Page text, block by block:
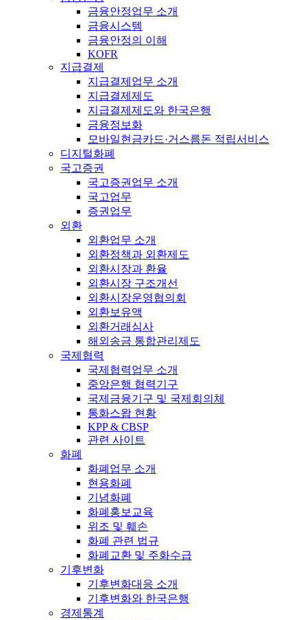
금융안정업무 소개
금융시스템
금융안정의 이해
KOFR
지급결제
지급결제업무 소개
지급결제제도
지급결제제도와 한국은행
금융정보화
모바일현금카드·거스름돈 적립서비스
디지털화폐
국고증권
국고증권업무 소개
국고업무
증권업무
외환
외환업무 소개
외환정책과 외환제도
외환시장과 환율
외환시장 구조개선
외환시장운영협의회
외환보유액
외환거래심사
해외송금 통합관리제도
국제협력
국제협력업무 소개
중앙은행 협력기구
국제금융기구 및 국제회의체
통화스왑 현황
KPP & CBSP
관련 사이트
화폐
화폐업무 소개
현용화폐
기념화폐
화폐홍보교육
위조 및 훼손
화폐 관련 법규
화폐교환 및 주화수급
기후변화
기후변화대응 소개
기후변화와 한국은행
경제통계